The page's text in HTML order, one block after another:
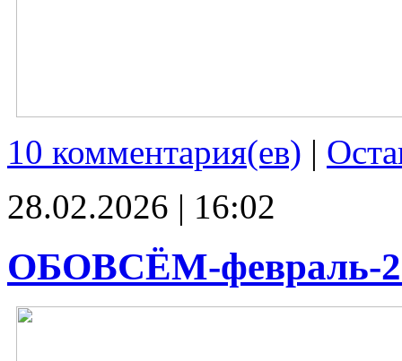
10 комментария(ев) |
28.02.2026 | 16:02
ОБОВСЁМ-февраль-